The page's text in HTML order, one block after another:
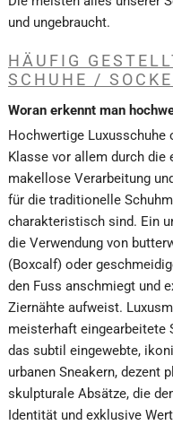
und ungebraucht.
HÄUFIG
SCHUHE /
Woran erkennt man
Hochwertige
Klasse vor allem durch
makellose Verarbeitung
für die traditionelle
charakteristisch sind. Ein
die Verwendung von
(Boxcalf) oder
den Fuss anschmiegt und
Ziernähte aufweist.
meisterhaft eingearbeitete
das subtil eingewebte,
urbanen Sneakern, dezent
skulpturale Absätze, die
Identität und exklusive